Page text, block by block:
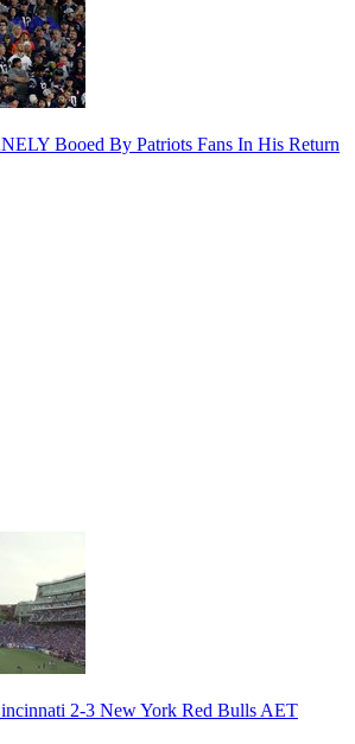
Booed By Patriots Fans In His Return
2-3 New York Red Bulls AET